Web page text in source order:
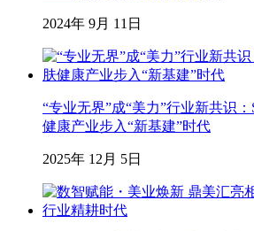
2024年 9月 11日
“专业无界”成“美力”行业新共识
健康产业步入“新基建”时代
2025年 12月 5日